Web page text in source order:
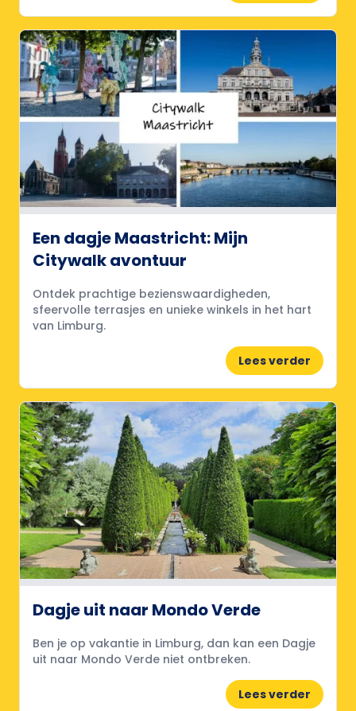
Een dagje Maastricht: Mijn
Citywalk avontuur
Ontdek prachtige bezienswaardigheden,
sfeervolle terrasjes en unieke winkels in het hart
van Limburg.
Lees verder
Dagje uit naar Mondo Verde
Ben je op vakantie in Limburg, dan kan een Dagje
uit naar Mondo Verde niet ontbreken.
Lees verder